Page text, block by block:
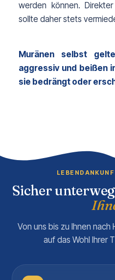
werden können.
sollte daher stets
Muränen selbst
aggressiv und beißen
sie bedrängt oder
Sicher
Von uns bis zu Ihnen
auf das Wohl Ihrer